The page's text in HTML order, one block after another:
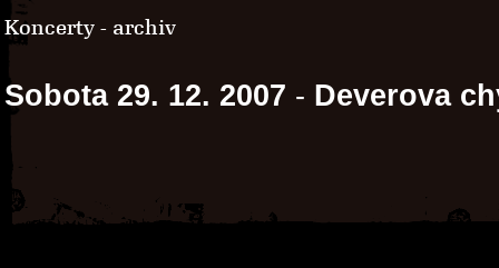
Koncerty - archiv
Sobota 29. 12. 2007 - Deverova